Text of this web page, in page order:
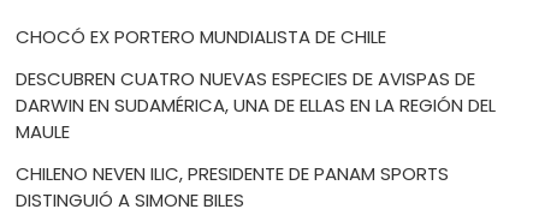
CHOCÓ EX PORTERO MUNDIALISTA DE CHILE
DESCUBREN CUATRO NUEVAS ESPECIES DE AVISPAS DE
DARWIN EN SUDAMÉRICA, UNA DE ELLAS EN LA REGIÓN DEL
MAULE
CHILENO NEVEN ILIC, PRESIDENTE DE PANAM SPORTS
DISTINGUIÓ A SIMONE BILES